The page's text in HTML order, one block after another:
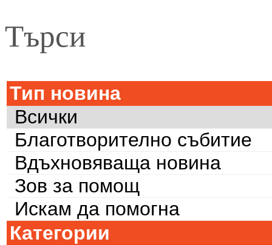
Търси
Тип новина
Всички
Благотворително събитие
Вдъхновяваща новина
Зов за помощ
Искам да помогна
Категории